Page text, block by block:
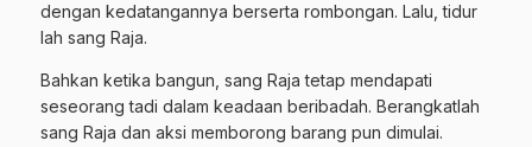
dengan kedatangannya berserta rombongan. Lalu, tidur
lah sang Raja.
Bahkan ketika bangun, sang Raja tetap mendapati
seseorang tadi dalam keadaan beribadah. Berangkatlah
sang Raja dan aksi memborong barang pun dimulai.